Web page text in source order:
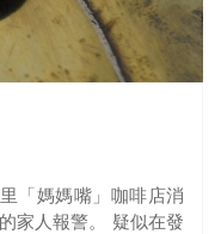
「媽媽嘴」咖啡店消
家人報警。 疑似在發